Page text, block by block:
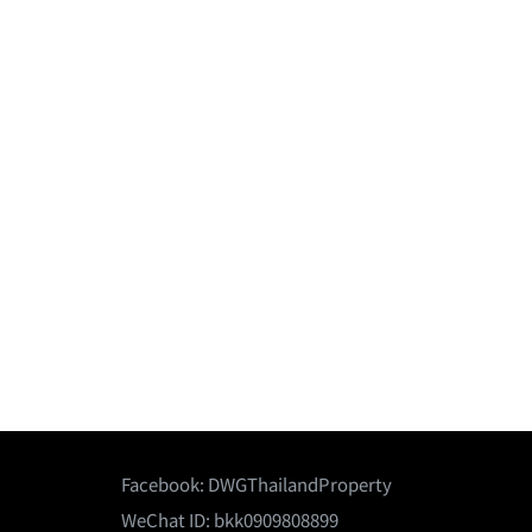
Facebook: DWGThailandProperty
WeChat ID: bkk0909808899